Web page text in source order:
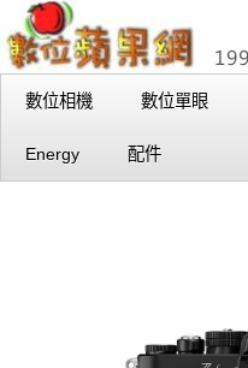
數位相機 數位單眼
Energy 配件